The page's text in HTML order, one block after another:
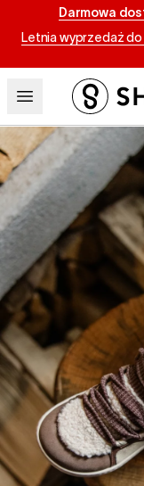
Darmowa
Letnia wyprzedaż